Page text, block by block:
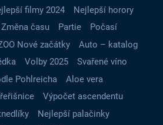
filmy 2024
Nejlepší horory
Změna času Partie
Počasí
Nové začátky
Auto – katalog
Volby 2025
Svařené víno
Pohlreicha
Aloe vera
Výpočet ascendentu
Nejlepší palačinky